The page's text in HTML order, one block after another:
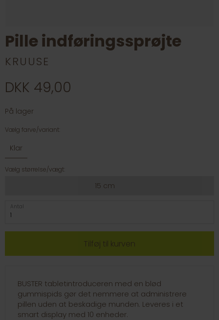
Pille indføringssprøjte
KRUUSE
DKK 49,00
På lager
Vælg farve/variant:
Klar
Vælg størrelse/vægt:
15 cm
Antal
BUSTER tabletintroduceren med en blød
gummispids gør det nemmere at administrere
pillen uden at beskadige munden. Leveres i et
smart display med 10 enheder.